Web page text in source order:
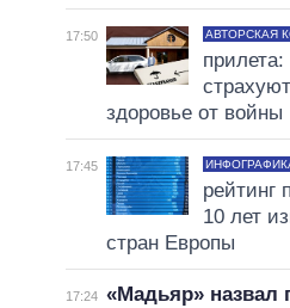
17:50 АВТОРСКАЯ
прилета:
здоровье от войны
17:45
рейтинг
10 лет
стран Европы
17:24 «Мадьяр» назвал